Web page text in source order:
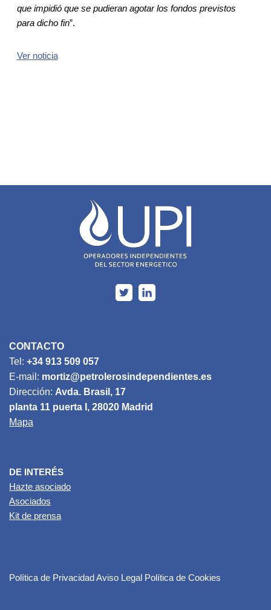
que impidió que se pudieran agotar los fondos previstos
para dicho fin”.
Ver noticia
CONTACTO
Tel: +34 913 509 057
E-mail: mortiz@petrolerosindependientes.es
Dirección: Avda. Brasil, 17
planta 11 puerta I, 28020 Madrid
Mapa
DE INTERÉS
Hazte asociado
Asociados
Kit de prensa
Política de PrivacidadAviso Legal Política de Cookies